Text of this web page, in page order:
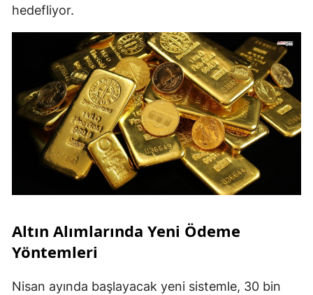
hedefliyor.
Altın Alımlarında Yeni Ödeme
Yöntemleri
Nisan ayında başlayacak yeni sistemle, 30 bin